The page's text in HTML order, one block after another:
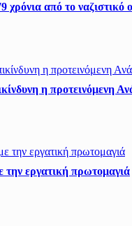
χρόνια από το ναζιστικό
η προτεινόμενη
εργατική πρωτομαγιά